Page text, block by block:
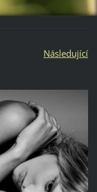
Následující